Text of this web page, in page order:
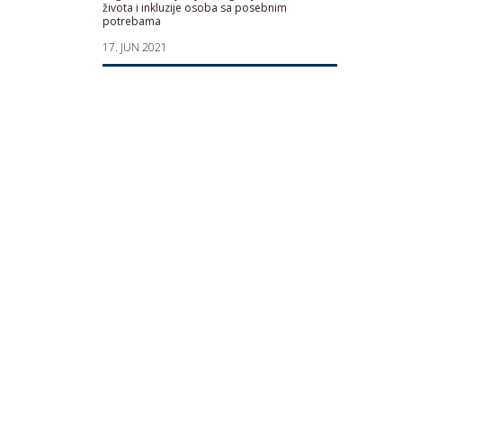
života i inkluzije osoba sa posebnim
potrebama
17. JUN 2021